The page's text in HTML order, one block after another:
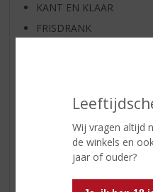
Wij vragen altijd
de winkels en
jaar of ouder?
KANT EN KLAAR
FRISDRANK
ALCOHOLVRIJE
VEGAN DRANKEN
ZEEUWSE PRODUCTEN